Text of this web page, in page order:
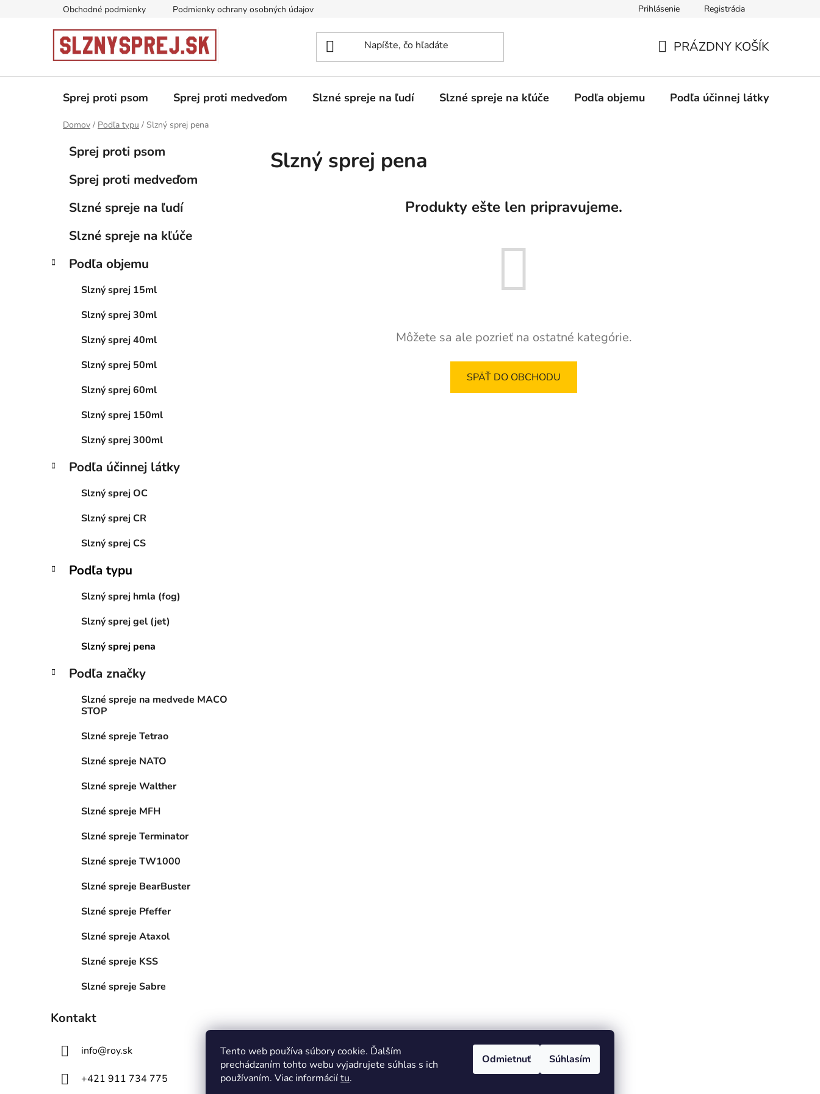
Tento web používa súbory cookie. Ďalším
prechádzaním tohto webu vyjadrujete súhlas s ich
používaním. Viac informáciítu.
Odmietnuť Súhlasím
Obchodné podmienky Podmienky ochrany osobných údajov Prihlásenie Registrácia
KOŠÍK
PRÁZDNY KOŠÍK
Sprej proti psom Sprej proti medveďom Slzné spreje na ľudí Slzné spreje na kľúče Podľa objemu Podľa účinnej látky
Domov / Podľa typu / Slzný sprej pena
n
e
Preskočiť
kategórie
Sprej proti psom
Sprej proti medveďom
Slzné spreje na ľudí
Slzné spreje na kľúče
Podľa objemu
Slzný sprej 15ml
Slzný sprej 30ml
Slzný sprej 40ml
Slzný sprej 50ml
Slzný sprej 60ml
Slzný sprej 150ml
Slzný sprej 300ml
Podľa účinnej látky
Slzný sprej OC
Slzný sprej CR
Slzný sprej CS
Podľa typu
Slzný sprej hmla (fog)
Slzný sprej gel (jet)
Slzný sprej pena
Podľa značky
Slzné spreje na medvede MACO
STOP
Slzné spreje Tetrao
Slzné spreje NATO
Slzné spreje Walther
Slzné spreje MFH
Slzné spreje Terminator
Slzné spreje TW1000
Slzné spreje BearBuster
Slzné spreje Pfeffer
Slzné spreje Ataxol
Slzné spreje KSS
Slzné spreje Sabre
Kontakt
info@roy.sk
+421 911 734 775
Slzný sprej pena
Produkty ešte len pripravujeme.
Môžete sa ale pozrieť na ostatné kategórie.
SPÄŤ DO OBCHODU